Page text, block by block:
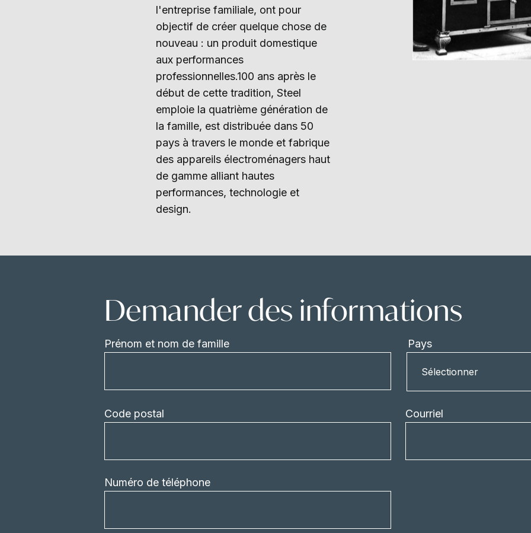
l'entreprise familiale, ont pour
objectif de créer quelque chose de
nouveau : un produit domestique
aux performances
professionnelles.100 ans après le
début de cette tradition, Steel
emploie la quatrième génération de
la famille, est distribuée dans 50
pays à travers le monde et fabrique
des appareils électroménagers haut
de gamme alliant hautes
performances, technologie et
design.
Demander des informations
Prénom et nom de famille
Pays
Sélectionner
Code postal Courriel
Numéro de téléphone